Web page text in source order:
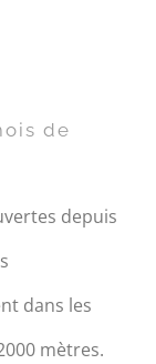
de
depuis
dans les
mètres.